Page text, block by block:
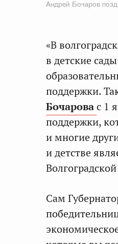
Андрей Бочаров
«В
в детские
поддержки.
Бочаровас 1
поддержки,
и многие
и детстве
Сам